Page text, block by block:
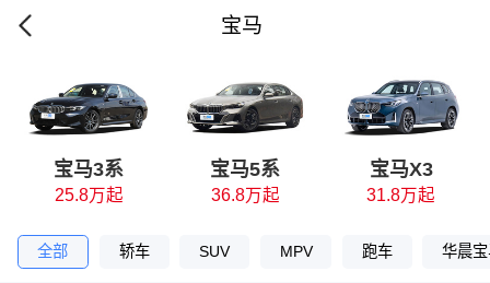
宝马
宝马3系
25.8万起
宝马5系
36.8万起
宝马X3
31.8万起
全部 轿车 SUV MPV 跑车 华晨